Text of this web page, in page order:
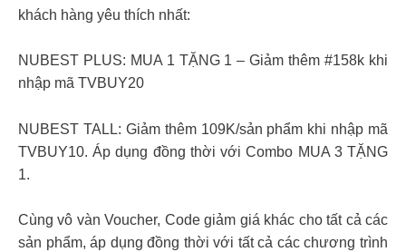
khách hàng yêu thích nhất:
NUBEST PLUS: MUA 1 TẶNG 1 – Giảm thêm #158k khi
nhập mã TVBUY20
NUBEST TALL: Giảm thêm 109K/sản phẩm khi nhập mã
TVBUY10. Áp dụng đồng thời với Combo MUA 3 TẶNG
1.
Cùng vô vàn Voucher, Code giảm giá khác cho tất cả các
sản phẩm, áp dụng đồng thời với tất cả các chương trình